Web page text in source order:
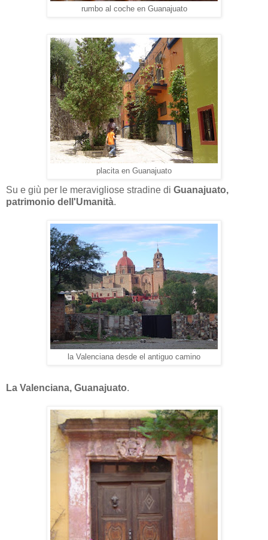
rumbo al coche en Guanajuato
placita en Guanajuato
Su e giù per le meravigliose stradine di Guanajuato,
patrimonio dell'Umanità.
la Valenciana desde el antiguo camino
La Valenciana, Guanajuato.